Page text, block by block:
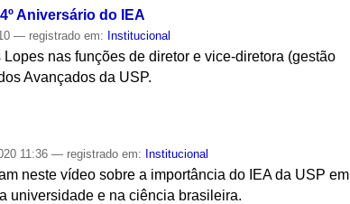
Aniversário do IEA
— registrado em: Institucional
nas funções de diretor e vice-diretora (gestão
Avançados da USP.
11:36— registrado em: Institucional
neste vídeo sobre a importância do IEA da USP em
universidade e na ciência brasileira.